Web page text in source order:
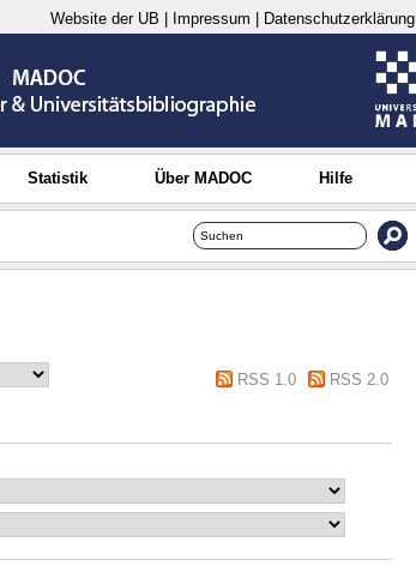
Website der UB Impressum Datenschutzerklärung
Statistik Über MADOC Hilfe
RSS 1.0
RSS 2.0